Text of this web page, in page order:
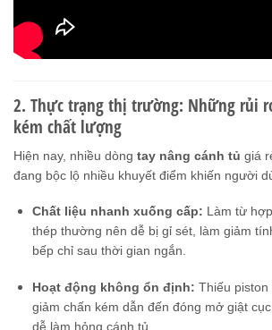
2. Thực trạng thị trường: Những rủi
kém chất lượng
Hiện nay, nhiều dòng tay nâng cánh tủ giá
đang bộc lộ nhiều khuyết điểm khiến người
Chất liệu nhanh xuống cấp: Làm từ
thép thường nên dễ bị gỉ sét, làm giảm
bếp chỉ sau thời gian ngắn.
Hoạt động không ổn định: Thiếu
giảm chấn kém dẫn đến đóng mở giật
dễ làm hỏng cánh tủ.